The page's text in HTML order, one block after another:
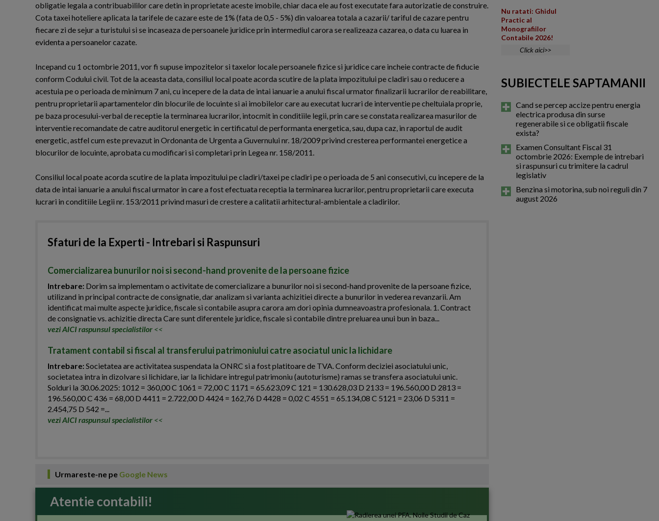
obligatie legala a contribuabililor care detin in proprietate aceste imobile, chiar daca ele au fost executate fara autorizatie de construire.
Cota taxei hoteliere aplicata la tarifele de cazare este de 1% (fata de 0,5 - 5%) din valoarea totala a cazarii/ tariful de cazare pentru
fiecare zi de sejur a turistului si se incaseaza de persoanele juridice prin intermediul carora se realizeaza cazarea, o data cu luarea in
evidenta a persoanelor cazate.
Incepand cu 1 octombrie 2011, vor fi supuse impozitelor si taxelor locale persoanele fizice si juridice care incheie contracte de fiducie
conform Codului civil. Tot de la aceasta data, consiliul local poate acorda scutire de la plata impozitului pe cladiri sau o reducere a
acestuia pe o perioada de minimum 7 ani, cu incepere de la data de intai ianuarie a anului fiscal urmator finalizarii lucrarilor de reabilitare,
pentru proprietarii apartamentelor din blocurile de locuinte si ai imobilelor care au executat lucrari de interventie pe cheltuiala proprie,
pe baza procesului-verbal de receptie la terminarea lucrarilor, intocmit in conditiile legii, prin care se constata realizarea masurilor de
interventie recomandate de catre auditorul energetic in certificatul de performanta energetica, sau, dupa caz, in raportul de audit
energetic, astfel cum este prevazut in Ordonanta de Urgenta a Guvernului nr. 18/2009 privind cresterea performantei energetice a
blocurilor de locuinte, aprobata cu modificari si completari prin Legea nr. 158/2011.
Consiliul local poate acorda scutire de la plata impozitului pe cladiri/taxei pe cladiri pe o perioada de 5 ani consecutivi, cu incepere de la
data de intai ianuarie a anului fiscal urmator in care a fost efectuata receptia la terminarea lucrarilor, pentru proprietarii care executa
lucrari in conditiile Legii nr. 153/2011 privind masuri de crestere a calitatii arhitectural-ambientale a cladirilor.
Sfaturi de la Experti - Intrebari si Raspunsuri
Comercializarea bunurilor noi si second-hand provenite de la persoane fizice
Intrebare: Dorim sa implementam o activitate de comercializare a bunurilor noi si second-hand provenite de la persoane fizice,
utilizand in principal contracte de consignatie, dar analizam si varianta achizitiei directe a bunurilor in vederea revanzarii. Am
identificat mai multe aspecte juridice, fiscale si contabile asupra carora am dori opinia dumneavoastra profesionala. 1. Contract
de consignatie vs. achizitie directa Care sunt diferentele juridice, fiscale si contabile dintre preluarea unui bun in baza...
vezi AICI raspunsul specialistilor <<
Tratament contabil si fiscal al transferului patrimoniului catre asociatul unic la lichidare
Intrebare:Societatea are activitatea suspendata la ONRC si a fost platitoare de TVA. Conform deciziei asociatului unic,
societatea intra in dizolvare si lichidare, iar la lichidare intregul patrimoniu (autoturisme) ramas se transfera asociatului unic.
Solduri la 30.06.2025: 1012 = 360,00 C 1061 = 72,00 C 1171 = 65.623,09 C 121 = 130.628,03 D 2133 = 196.560,00 D 2813 =
196.560,00 C 436 = 68,00 D 4411 = 2.722,00 D 4424 = 162,76 D 4428 = 0,02 C 4551 = 65.134,08 C 5121 = 23,06 D 5311 =
2.454,75 D 542 =...
vezi AICI raspunsul specialistilor <<
Urmareste-ne pe Google News
Atentie contabili!
Nu ratati: Ghidul
Practic al
Monografiilor
Contabile 2026!
Click aici>>
SUBIECTELE SAPTAMANII
Cand se percep accize pentru energia
electrica produsa din surse
regenerabile si ce obligatii fiscale
exista?
Examen Consultant Fiscal 31
octombrie 2026: Exemple de intrebari
si raspunsuri cu trimitere la cadrul
legislativ
Benzina si motorina, sub noi reguli din 7
august 2026